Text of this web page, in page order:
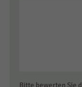
Bitte bewerten Sie